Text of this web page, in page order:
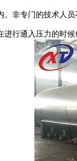
专门的技术人员
通入压力的时候